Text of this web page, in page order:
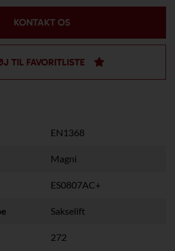
KONTAKT OS
TIL FAVORITLISTE
EN1368
Magni
ES0807AC+
Sakselift
272